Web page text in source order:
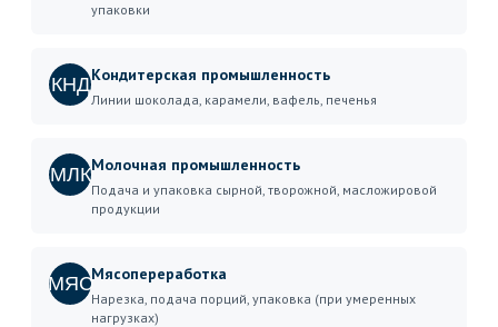
упаковки
КНДКондитерская промышленность
Линии шоколада, карамели, вафель, печенья
МЛКМолочная промышленность
Подача и упаковка сырной, творожной, масложировой
продукции
МЯСМясопереработка
Нарезка, подача порций, упаковка (при умеренных
нагрузках)